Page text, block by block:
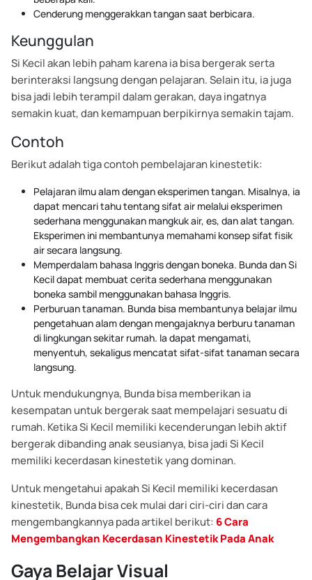
Cenderung menggerakkan tangan saat berbicara.
Keunggulan
Si Kecil akan lebih paham karena ia bisa bergerak serta
berinteraksi langsung dengan pelajaran. Selain itu, ia juga
bisa jadi lebih terampil dalam gerakan, daya ingatnya
semakin kuat, dan kemampuan berpikirnya semakin tajam.
Contoh
Berikut adalah tiga contoh pembelajaran kinestetik:
Pelajaran ilmu alam dengan eksperimen tangan. Misalnya, ia
dapat mencari tahu tentang sifat air melalui eksperimen
sederhana menggunakan mangkuk air, es, dan alat tangan.
Eksperimen ini membantunya memahami konsep sifat fisik
air secara langsung.
Memperdalam bahasa Inggris dengan boneka. Bunda dan Si
Kecil dapat membuat cerita sederhana menggunakan
boneka sambil menggunakan bahasa Inggris.
Perburuan tanaman. Bunda bisa membantunya belajar ilmu
pengetahuan alam dengan mengajaknya berburu tanaman
di lingkungan sekitar rumah. Ia dapat mengamati,
menyentuh, sekaligus mencatat sifat-sifat tanaman secara
langsung.
Untuk mendukungnya, Bunda bisa memberikan ia
kesempatan untuk bergerak saat mempelajari sesuatu di
rumah. Ketika Si Kecil memiliki kecenderungan lebih aktif
bergerak dibanding anak seusianya, bisa jadi Si Kecil
memiliki kecerdasan kinestetik yang dominan.
Untuk mengetahui apakah Si Kecil memiliki kecerdasan
kinestetik, Bunda bisa cek mulai dari ciri-ciri dan cara
mengembangkannya pada artikel berikut: 6 Cara
Mengembangkan Kecerdasan Kinestetik Pada Anak
Gaya Belajar Visual